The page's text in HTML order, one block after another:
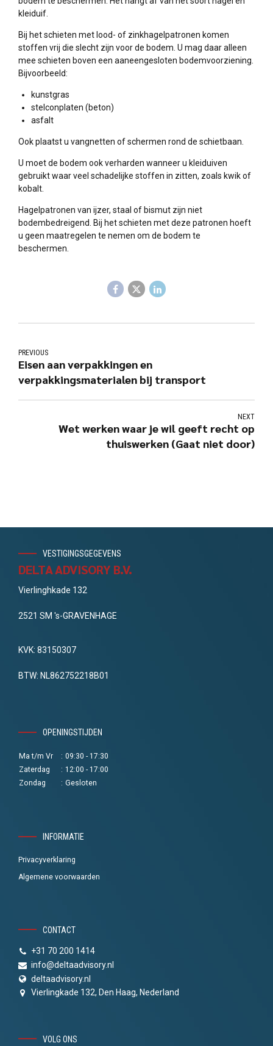
kleiduif.
Bij het schieten met lood- of zinkhagelpatronen komen
stoffen vrij die slecht zijn voor de bodem. U mag daar alleen
mee schieten boven een aaneengesloten bodemvoorziening.
Bijvoorbeeld:
kunstgras
stelconplaten (beton)
asfalt
Ook plaatst u vangnetten of schermen rond de schietbaan.
U moet de bodem ook verharden wanneer u kleiduiven
gebruikt waar veel schadelijke stoffen in zitten, zoals kwik of
kobalt.
Hagelpatronen van ijzer, staal of bismut zijn niet
bodembedreigend. Bij het schieten met deze patronen hoeft
u geen maatregelen te nemen om de bodem te
beschermen.
PREVIOUS
Eisen aan verpakkingen en
verpakkingsmaterialen bij transport
NEXT
Wet werken waar je wil geeft recht op
thuiswerken (Gaat niet door)
VESTIGINGSGEGEVENS
DELTA ADVISORY B.V.
Vierlinghkade 132
2521 SM 's-GRAVENHAGE
KVK: 83150307
BTW: NL862752218B01
OPENINGSTIJDEN
Ma t/m Vr : 09:30 - 17:30
Zaterdag
: 12:00 - 17:00
Zondag
: Gesloten
INFORMATIE
Privacyverklaring
Algemene voorwaarden
CONTACT
+31 70 200 1414
info@deltaadvisory.nl
deltaadvisory.nl
Vierlingkade 132, Den Haag, Nederland
VOLG ONS